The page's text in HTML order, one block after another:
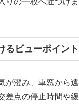
るビューポイント
が澄み、車窓から
差点の停止時間や